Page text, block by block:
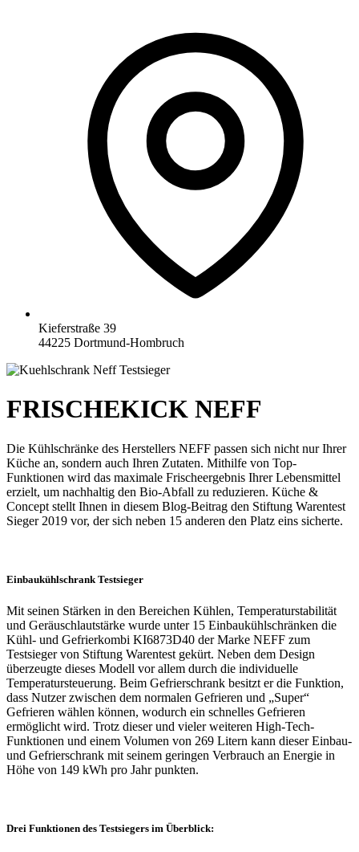
Kieferstraße 39
44225 Dortmund-Hombruch
FRISCHEKICK NEFF
Die Kühlschränke des Herstellers NEFF passen sich nicht nur Ihrer
Küche an, sondern auch Ihren Zutaten. Mithilfe von Top-
Funktionen wird das maximale Frischeergebnis Ihrer Lebensmittel
erzielt, um nachhaltig den Bio-Abfall zu reduzieren. Küche &
Concept stellt Ihnen in diesem Blog-Beitrag den Stiftung Warentest
Sieger 2019 vor, der sich neben 15 anderen den Platz eins sicherte.
Einbaukühlschrank Testsieger
Mit seinen Stärken in den Bereichen Kühlen, Temperaturstabilität
und Geräuschlautstärke wurde unter 15 Einbaukühlschränken die
Kühl- und Gefrierkombi KI6873D40 der Marke NEFF zum
Testsieger von Stiftung Warentest gekürt. Neben dem Design
überzeugte dieses Modell vor allem durch die individuelle
Temperatursteuerung. Beim Gefrierschrank besitzt er die Funktion,
dass Nutzer zwischen dem normalen Gefrieren und „Super“
Gefrieren wählen können, wodurch ein schnelles Gefrieren
ermöglicht wird. Trotz dieser und vieler weiteren High-Tech-
Funktionen und einem Volumen von 269 Litern kann dieser Einbau-
und Gefrierschrank mit seinem geringen Verbrauch an Energie in
Höhe von 149 kWh pro Jahr punkten.
Drei Funktionen des Testsiegers im Überblick: